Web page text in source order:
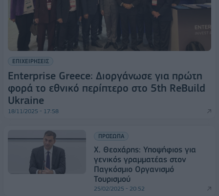
ΕΠΙΧΕΙΡΗΣΕΙΣ
Enterprise Greece: Διοργάνωσε για πρώτη
φορά το εθνικό περίπτερο στο 5th ReBuild
Ukraine
18/11/2025 - 17:58
ΠΡΟΣΩΠΑ
Χ. Θεοχάρης: Υποψήφιος για
γενικός γραμματέας στον
Παγκόσμιο Οργανισμό
Τουρισμού
25/02/2025 - 20:52